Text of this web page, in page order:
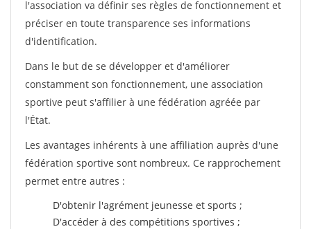
l'association va définir ses règles de fonctionnement et
préciser en toute transparence ses informations
d'identification.
Dans le but de se développer et d'améliorer
constamment son fonctionnement, une association
sportive peut s'affilier à une fédération agréée par
l'État.
Les avantages inhérents à une affiliation auprès d'une
fédération sportive sont nombreux. Ce rapprochement
permet entre autres :
D'obtenir l'agrément jeunesse et sports ;
D'accéder à des compétitions sportives ;